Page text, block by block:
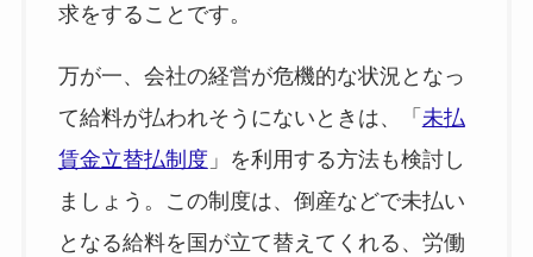
求をすることです。
万が一、会社の経営が危機的な状況となっ
て給料が払われそうにないときは、「 未払
賃金立替払制度 」を利用する方法も検討し
ましょう。この制度は、倒産などで未払い
となる給料を国が立て替えてくれる、労働